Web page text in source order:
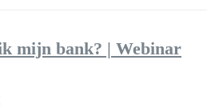
mijn bank? | Webinar